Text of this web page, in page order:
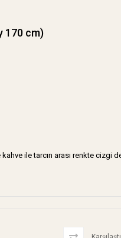
170 cm)
ile tarcın arası renkte cizgi